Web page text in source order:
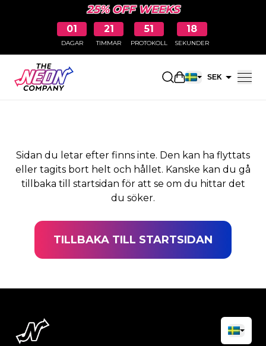
25% OFF WEEKS
01
DAGAR
21
TIMMAR
51
PROTOKOLL
17
SEKUNDER
ÖppnaSEK
SIDAN HITTADES INTE
Sidan du letar efter finns inte. Den kan ha flyttats
eller tagits bort helt och hållet. Kanske kan du gå
tillbaka till startsidan för att se om du hittar det
du söker.
TILLBAKA TILL STARTSIDAN